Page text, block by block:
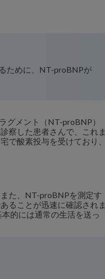
ために、NT-proBNPが
グメント（NT-proBNP）
察した患者さんで、これま
で酸素投与を受けており、
た、NT-proBNPを測定す
ることが迅速に確認されま
的には通常の生活を送っ